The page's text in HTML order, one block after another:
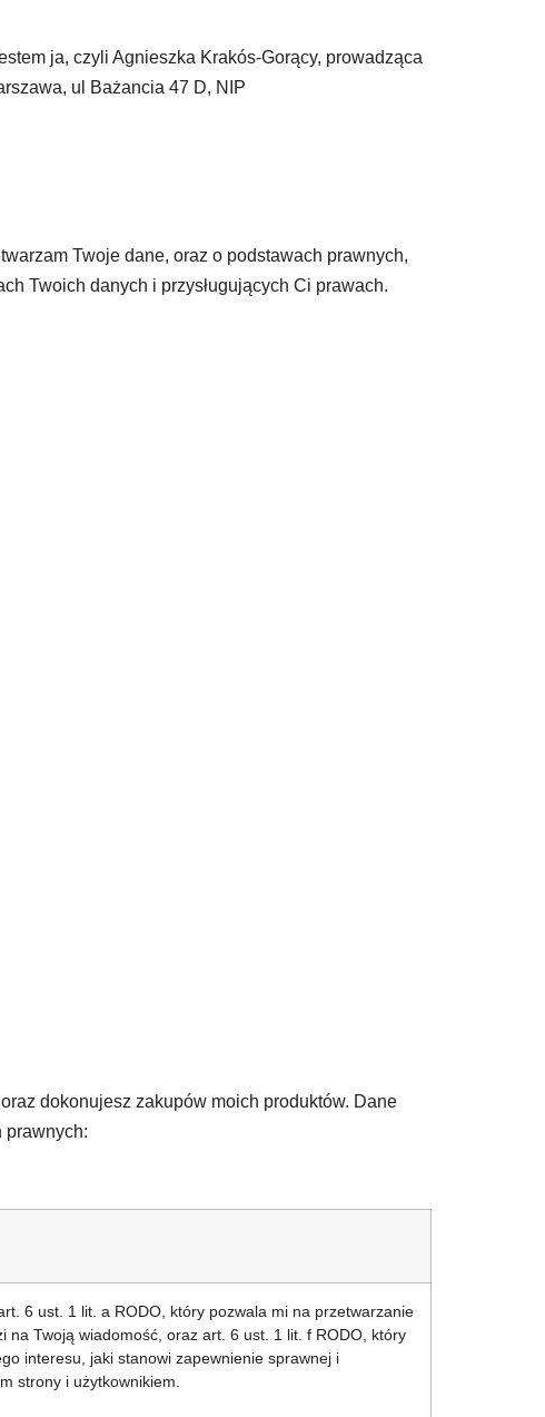
ja, czyli Agnieszka Krakós-Gorący, prowadząca
ul Bażancia 47 D, NIP
Twoje dane, oraz o podstawach prawnych,
Twoich danych i przysługujących Ci prawach.
dokonujesz zakupów moich produktów. Dane
prawnych:
6 ust. 1 lit. a RODO, który pozwala mi na przetwarzanie
na Twoją wiadomość, oraz art. 6 ust. 1 lit. f RODO, który
interesu, jaki stanowi zapewnienie sprawnej i
strony i użytkownikiem.